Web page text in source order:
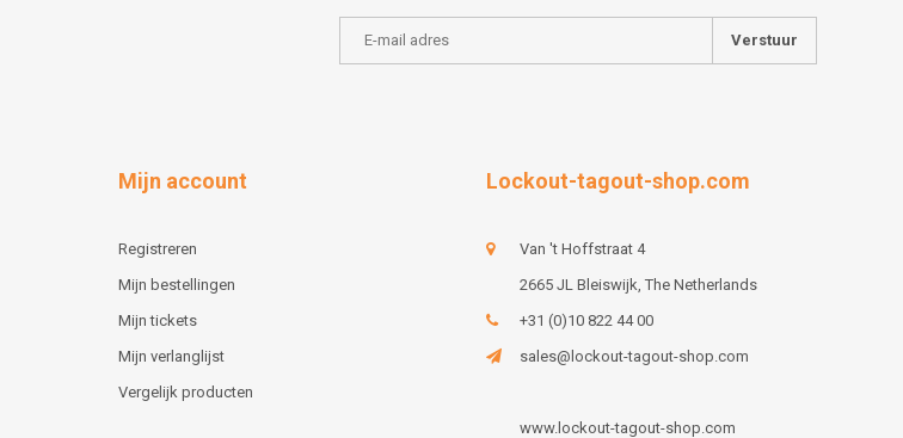
Verstuur
Mijn account
Registreren
Mijn bestellingen
Mijn tickets
Mijn verlanglijst
Vergelijk producten
Lockout-tagout-shop.com
Van 't Hoffstraat 4
2665 JL Bleiswijk, The Netherlands
+31 (0)10 822 44 00
sales@lockout-tagout-shop.com
www.lockout-tagout-shop.com